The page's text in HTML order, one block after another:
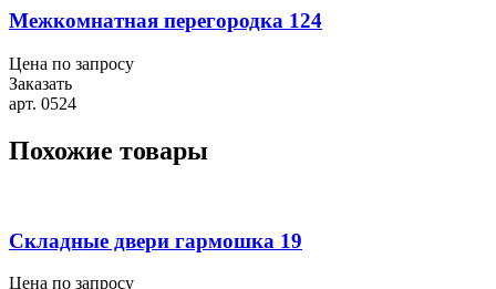
Межкомнатная перегородка 124
Цена по запросу
Заказать
арт. 0524
Похожие товары
Складные двери гармошка 19
Цена по запросу